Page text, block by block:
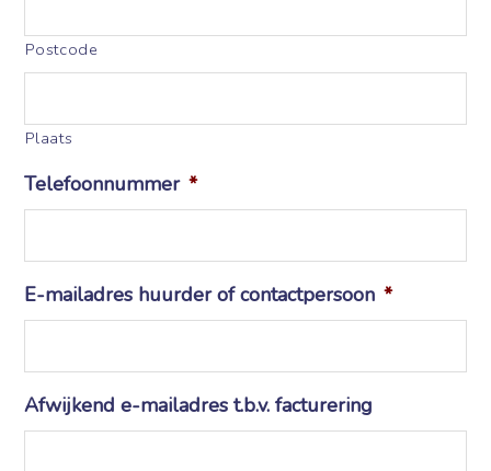
Postcode
Plaats
Telefoonnummer *
E-mailadres huurder of contactpersoon *
Afwijkend e-mailadres t.b.v. facturering